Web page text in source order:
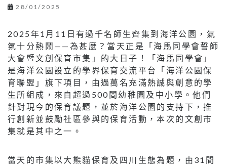
28/01/2025
2025年1月11日有過千名師生齊集到海洋公園，氣
氛十分熱鬧——為甚麼？當天正是「海馬同學會誓師
大會暨文創保育市集」的大日子！「海馬同學會」
是海洋公園設立的學界保育交流平台「海洋公園保
育聯盟」旗下項目，由過萬名充滿熱誠與創意的學
生所組成，來自超過500間幼稚園及中小學。他們
針對現今的保育議題，並於海洋公園的支持下，推
行創新並鼓勵社區參與的保育活動，本次的文創市
集就是其中之一。
當天的市集以大熊貓保育及四川生態為題，由31間